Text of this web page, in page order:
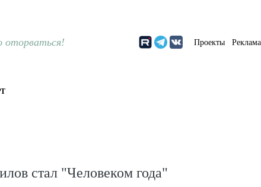
оторваться! Проекты Реклама
стал "Человеком года"